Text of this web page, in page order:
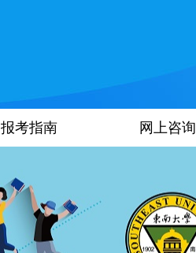
报考指南 网上咨询